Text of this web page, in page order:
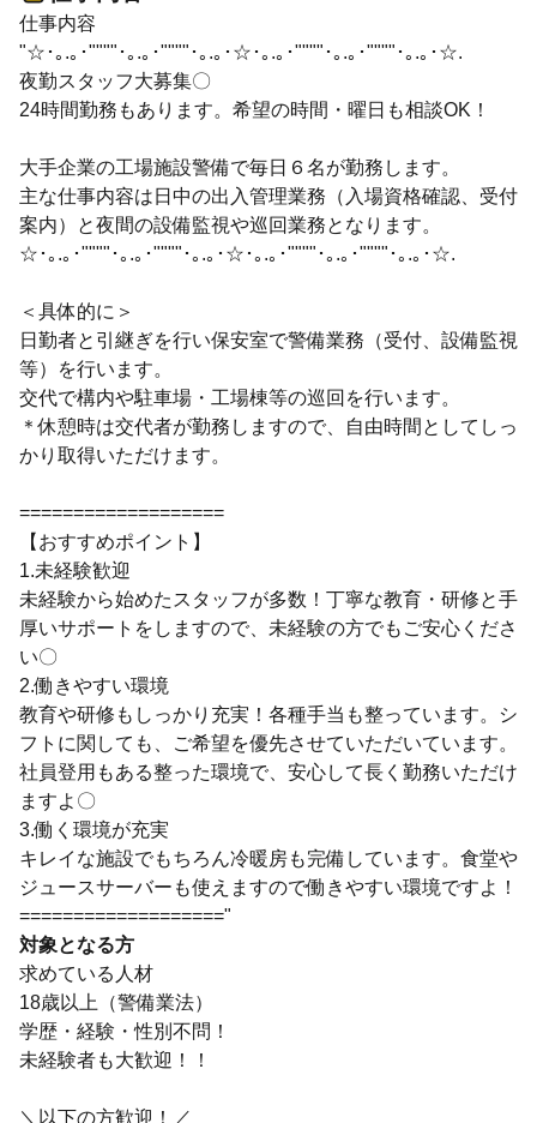
仕事内容
"☆･｡.｡･""""･｡.｡･""""･｡.｡･☆･｡.｡･""""･｡.｡･""""･｡.｡･☆.
夜勤スタッフ大募集〇
24時間勤務もあります。希望の時間・曜日も相談OK！
大手企業の工場施設警備で毎日６名が勤務します。
主な仕事内容は日中の出入管理業務（入場資格確認、受付
案内）と夜間の設備監視や巡回業務となります。
☆･｡.｡･""""･｡.｡･""""･｡.｡･☆･｡.｡･""""･｡.｡･""""･｡.｡･☆.
＜具体的に＞
日勤者と引継ぎを行い保安室で警備業務（受付、設備監視
等）を行います。
交代で構内や駐車場・工場棟等の巡回を行います。
＊休憩時は交代者が勤務しますので、自由時間としてしっ
かり取得いただけます。
===================
【おすすめポイント】
1.未経験歓迎
未経験から始めたスタッフが多数！丁寧な教育・研修と手
厚いサポートをしますので、未経験の方でもご安心くださ
い〇
2.働きやすい環境
教育や研修もしっかり充実！各種手当も整っています。シ
フトに関しても、ご希望を優先させていただいています。
社員登用もある整った環境で、安心して長く勤務いただけ
ますよ〇
3.働く環境が充実
キレイな施設でもちろん冷暖房も完備しています。食堂や
ジュースサーバーも使えますので働きやすい環境ですよ！
==================="
対象となる方
求めている人材
18歳以上（警備業法）
学歴・経験・性別不問！
未経験者も大歓迎！！
＼以下の方歓迎！／